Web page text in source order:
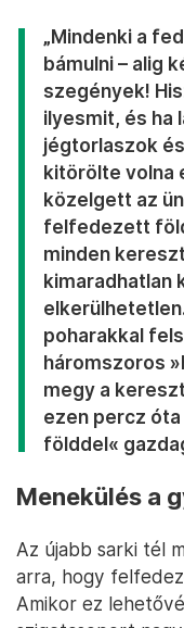
„Mindenki a
bámulni – alig
szegények!
ilyesmit, és ha
jégtorlaszok
kitörölte volna
közelgett az
felfedezett
minden
kimaradhatlan
poharakkal
háromszoros
megy a
ezen percz
földdel«
Menekülés a
Az újabb sarki tél
arra, hogy
Amikor ez